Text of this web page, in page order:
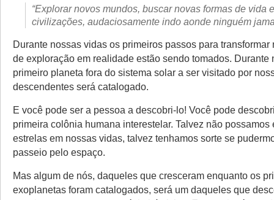
“Explorar novos mundos, buscar novas formas de vida
civilizações, audaciosamente indo aonde ninguém
Durante nossas vidas os primeiros passos para transformar
de exploração em realidade estão sendo tomados. Durante
primeiro planeta fora do sistema solar a ser visitado por
descendentes será catalogado.
E você pode ser a pessoa a descobri-lo! Você pode
primeira colônia humana interestelar. Talvez não possamos
estrelas em nossas vidas, talvez tenhamos sorte se
passeio pelo espaço.
Mas algum de nós, daqueles que cresceram enquanto os
exoplanetas foram catalogados, será um daqueles que